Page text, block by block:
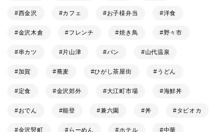
西金沢 カフェ お子様弁当 洋食
金沢木倉 フレンチ 焼き鳥 野々市
串カツ 片山津 パン 山代温泉
加賀 蕎麦 ひがし茶屋街 うどん
定食 金沢郊外 大江町市場 海鮮丼
おでん 能登 兼六園 丼 タピオカ
金沢竪町 らーめん ホテル 中華